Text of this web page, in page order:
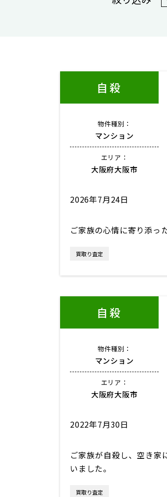
自殺
物件種別：
マンション
エリア：
大阪府大阪市
2026年7月24日
ご家族の心情に寄り添っ
買取り査定
自殺
物件種別：
マンション
エリア：
大阪府大阪市
2022年7月30日
ご家族が自殺し、空き家
いました。
買取り査定